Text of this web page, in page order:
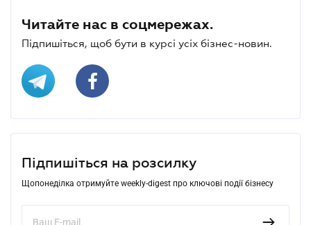
Читайте нас в соцмережах.
Підпишіться, щоб бути в курсі усіх бізнес-новин.
Підпишіться на розсилку
Щопонеділка отримуйте weekly-digest про ключові події бізнесу